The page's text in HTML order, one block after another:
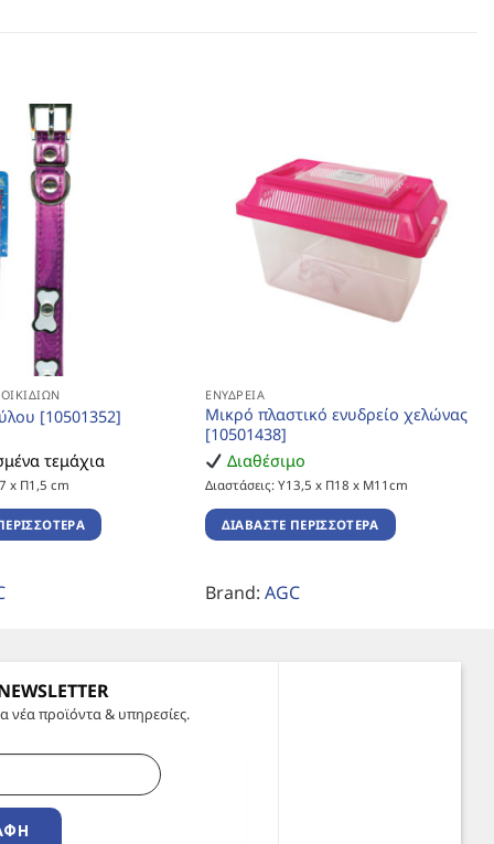
[10501352]
τεμάχια
x Π1,5 cm
ΕΝΥΔΡΕΊΑ
Μικρό πλαστικό ενυδρείο χελώνας
[10501438]
Διαθέσιμο
Διαστάσεις: Υ13,5 x Π18 x Μ11cm
ΔΙΑΒΆΣΤΕ ΠΕΡΙΣΣΌΤΕΡΑ
Brand: AGC
νέα προϊόντα & υπηρεσίες.